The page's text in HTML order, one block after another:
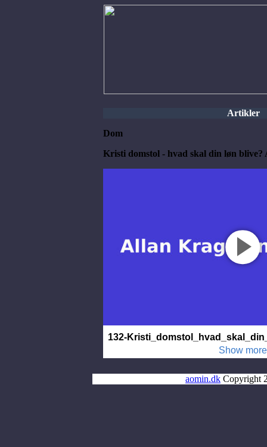
Artikler
Dom
Kristi domstol - hvad skal din løn blive?
aomin.dk Copyright